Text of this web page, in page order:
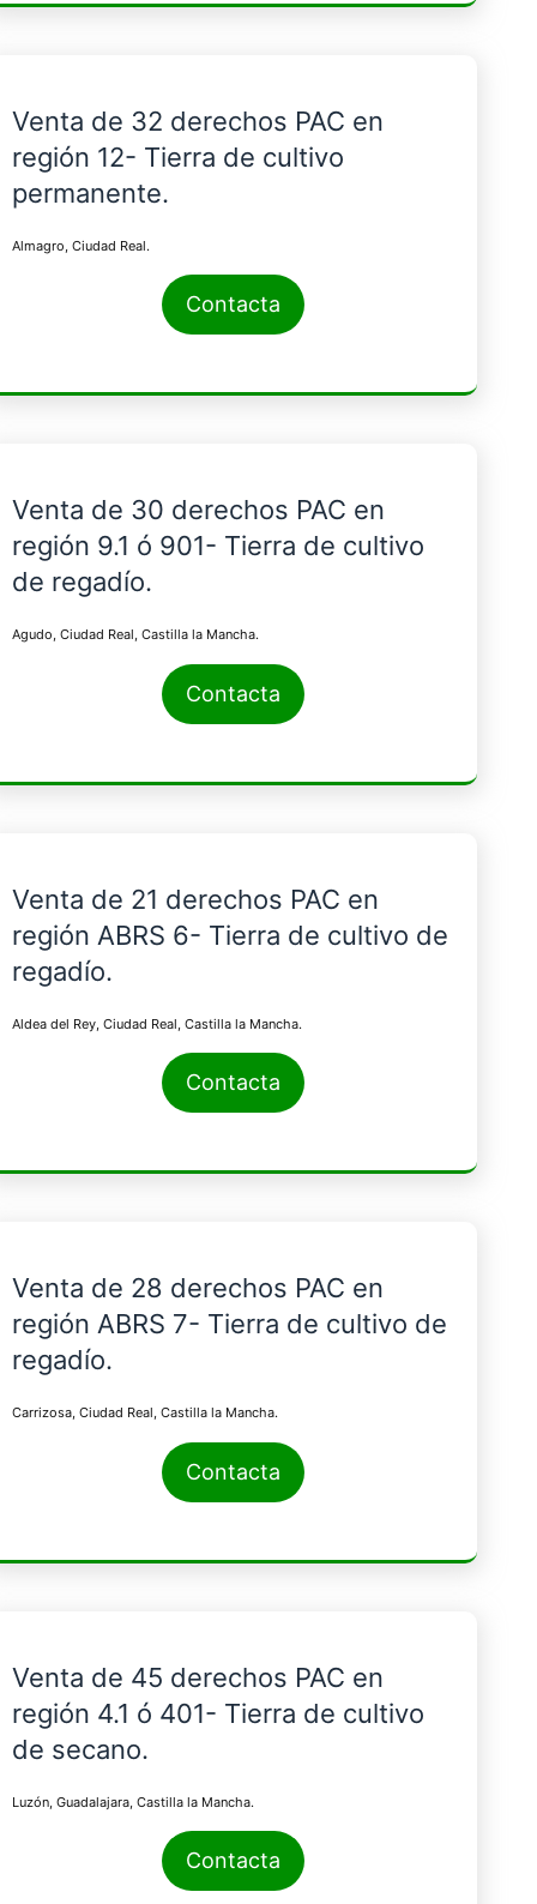
Venta de 32 derechos PAC en
región 12- Tierra de cultivo
permanente.
Almagro, Ciudad Real.
Contacta
Venta de 30 derechos PAC en
región 9.1 ó 901- Tierra de cultivo
de regadío.
Agudo, Ciudad Real, Castilla la Mancha.
Contacta
Venta de 21 derechos PAC en
región ABRS 6- Tierra de cultivo de
regadío.
Aldea del Rey, Ciudad Real, Castilla la Mancha.
Contacta
Venta de 28 derechos PAC en
región ABRS 7- Tierra de cultivo de
regadío.
Carrizosa, Ciudad Real, Castilla la Mancha.
Contacta
Venta de 45 derechos PAC en
región 4.1 ó 401- Tierra de cultivo
de secano.
Luzón, Guadalajara, Castilla la Mancha.
Contacta